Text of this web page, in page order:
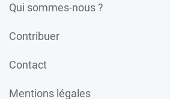
Qui sommes-nous ?
Contribuer
Contact
Mentions légales